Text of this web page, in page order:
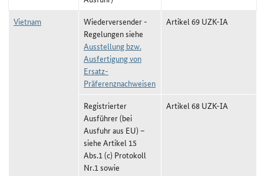
Vietnam
Wiederversender -
Regelungen siehe
Ausstellung bzw.
Ausfertigung von
Ersatz-
Präferenznachweisen
Artikel 69 UZK-IA
Registrierter
Ausführer (bei
Ausfuhr aus EU) –
siehe Artikel 15
Abs.1 (c) Protokoll
Nr.1 sowie
Artikel 68 UZK-IA